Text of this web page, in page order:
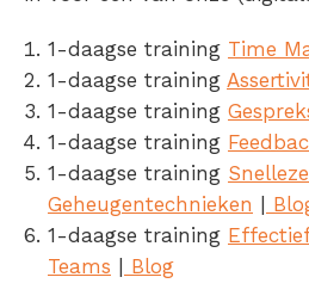
1-daagse training Time
1-daagse training
1-daagse training
1-daagse training
1-daagse training
Geheugentechnieken |
1-daagse training
Teams | Blog